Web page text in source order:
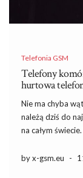
Telefonia GSM
Telefony
hurtowa
Nie ma chyba
należą dziś do
na całym
odmienił naszą
by x-gsm.eu -